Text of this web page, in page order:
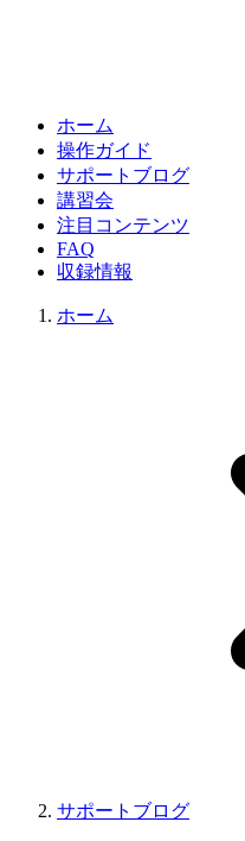
ホーム
操作ガイド
サポートブログ
講習会
注目コンテンツ
FAQ
収録情報
ホーム
サポートブログ